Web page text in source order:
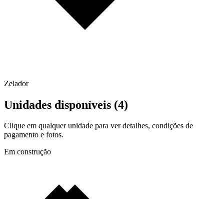
Zelador
Unidades disponíveis (4)
Clique em qualquer unidade para ver detalhes, condições de
pagamento e fotos.
Em construção